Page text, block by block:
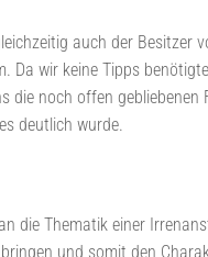
auch der
wir keine Tipps
noch offen
deutlich wurde.
die Thematik einer
und somit den